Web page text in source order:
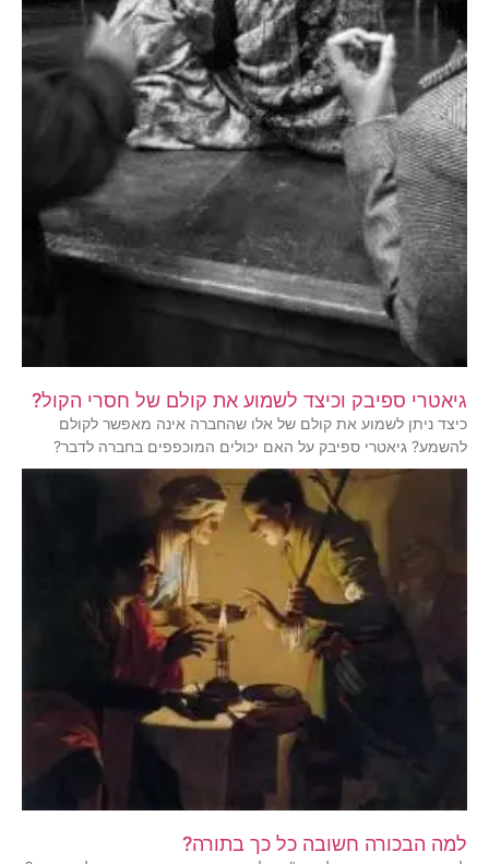
גיאטרי ספיבק וכיצד לשמוע את קולם של חסרי הקול?
כיצד ניתן לשמוע את קולם של אלו שהחברה אינה מאפשר לקולם
להשמע? גיאטרי ספיבק על האם יכולים המוכפפים בחברה לדבר?
למה הבכורה חשובה כל כך בתורה?